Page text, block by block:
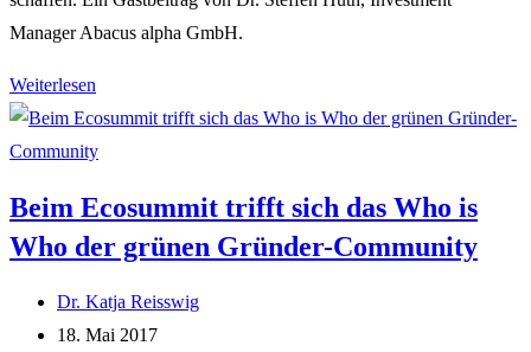
Manager Abacus alpha GmbH.
Weiterlesen
„Pflanzgarten“
für
zur
wechselseitigen
von
Beim Ecosummit trifft sich das Who is
Who der grünen Gründer-Community
Beitrags-
Autor:
Dr. Katja Reisswig
Beitrag
18. Mai 2017